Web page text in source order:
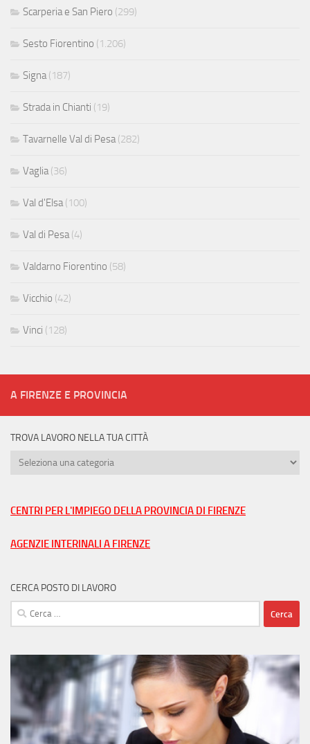
Scarperia e San Piero (299)
Sesto Fiorentino (1.206)
Signa(187)
Strada in Chianti (19)
Tavarnelle Val di Pesa(282)
Vaglia(36)
Val d'Elsa(100)
Val di Pesa(4)
Valdarno Fiorentino (58)
Vicchio (42)
Vinci (128)
A FIRENZE E PROVINCIA
TROVA LAVORO NELLA TUA CITTÀ
Trova
tua
CENTRI PER L'IMPIEGO DELLA PROVINCIA DI FIRENZE
AGENZIE INTERINALI A FIRENZE
CERCA POSTO DI LAVORO
Ricerca
per: